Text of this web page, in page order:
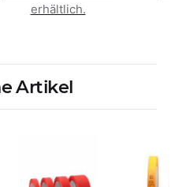
erhältlich.
Artikel